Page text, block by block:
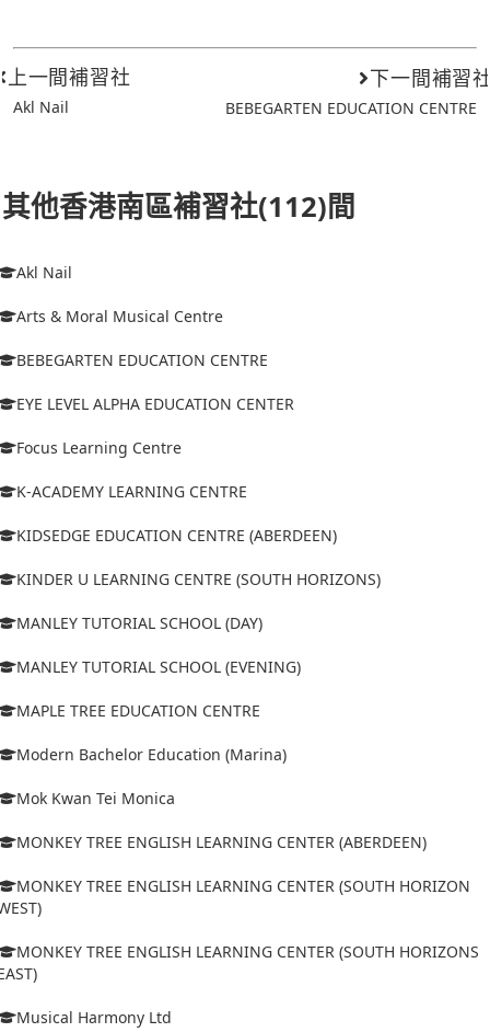
上一間補習社
Akl Nail
下一間補習
BEBEGARTEN EDUCATION CENTRE
其他香港南區補習社(112)間
Akl Nail
Arts & Moral Musical Centre
BEBEGARTEN EDUCATION CENTRE
EYE LEVEL ALPHA EDUCATION CENTER
Focus Learning Centre
K-ACADEMY LEARNING CENTRE
KIDSEDGE EDUCATION CENTRE (ABERDEEN)
KINDER U LEARNING CENTRE (SOUTH HORIZONS)
MANLEY TUTORIAL SCHOOL (DAY)
MANLEY TUTORIAL SCHOOL (EVENING)
MAPLE TREE EDUCATION CENTRE
Modern Bachelor Education (Marina)
Mok Kwan Tei Monica
MONKEY TREE ENGLISH LEARNING CENTER (ABERDEEN)
MONKEY TREE ENGLISH LEARNING CENTER (SOUTH HORIZON
MONKEY TREE ENGLISH LEARNING CENTER (SOUTH HORIZONS
Musical Harmony Ltd